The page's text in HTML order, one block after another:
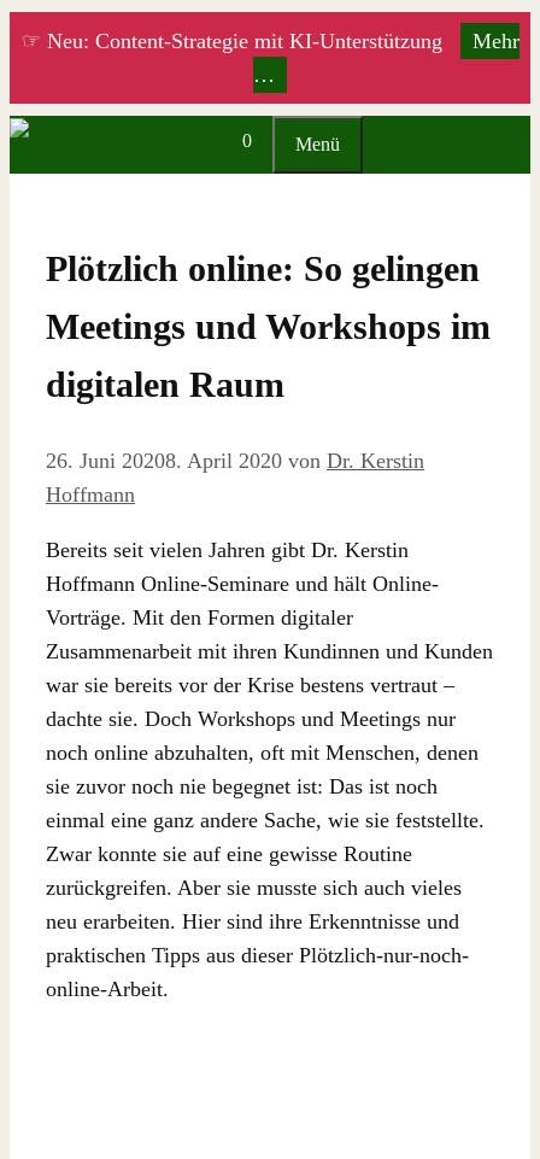
Zum
☞ Neu: Content-Strategie mit KI-Unterstützung
Mehr
…
0 Menü
Plötzlich online: So gelingen
Meetings und Workshops im
digitalen Raum
26. Juni 20208. April 2020 von Dr. Kerstin
Hoffmann
Bereits seit vielen Jahren gibt Dr. Kerstin
Hoffmann Online-Seminare und hält Online-
Vorträge. Mit den Formen digitaler
Zusammenarbeit mit ihren Kundinnen und Kunden
war sie bereits vor der Krise bestens vertraut –
dachte sie. Doch Workshops und Meetings nur
noch online abzuhalten, oft mit Menschen, denen
sie zuvor noch nie begegnet ist: Das ist noch
einmal eine ganz andere Sache, wie sie feststellte.
Zwar konnte sie auf eine gewisse Routine
zurückgreifen. Aber sie musste sich auch vieles
neu erarbeiten. Hier sind ihre Erkenntnisse und
praktischen Tipps aus dieser Plötzlich-nur-noch-
online-Arbeit.